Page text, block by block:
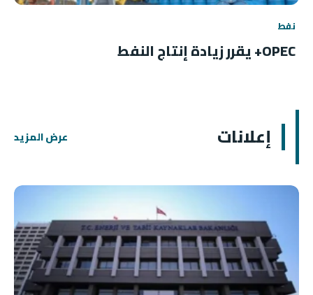
نفط
OPEC+ يقرر زيادة إنتاج النفط
إعلانات عرض المزيد